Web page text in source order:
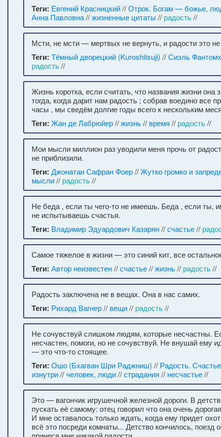
Теги: Евгений Красницкий//Отрок. Богам — божье,
Анна Павловна//жизненные цитаты // радость//
Мсти, не мсти — мертвых не вернуть, и радости это
Теги: Тёмный дворецкий (Kuroshitsuji) //Сиэль
радость//
Жизнь коротка, если считать, что названия жизни она
тогда, когда дарит нам радость ; собрав воедино все
часы , мы сведём долгие годы всего к нескольким
Теги: Жан де Лабрюйер//жизнь// время // радость//
Мои мысли миллион раз уводили меня прочь от
не приблизили.
Теги: Джонатан Сафран Фоер//Жутко громко и
мысли// радость//
Не беда , если ты чего-то не имеешь. Беда , если ты,
не испытываешь счастья.
Теги: Владимир Эдуардович Казарян//счастье//
Самое тяжелое в жизни — это синий кит, все
Теги: Автор неизвестен//счастье//жизнь// радость//
Радость заключена не в вещах. Она в нас самих.
Теги: Рихард Вагнер// вещи// радость//
Не сочувствуй слишком людям, которые несчастны.
несчастен, помоги, но не сочувствуй. Не внушай ему
— это что-то стоящее.
Теги: Ошо (Бхагван Шри Раджниш) // Радость.
изнутри//человек, люди//страдания // несчастье//
Это — вагончик игрушечной железной дороги. В
пускать её самому: отец говорил что она очень
И мне оставалось только ждать, когда ему придет
всё это посреди комнаты... Детство кончилось, поезд